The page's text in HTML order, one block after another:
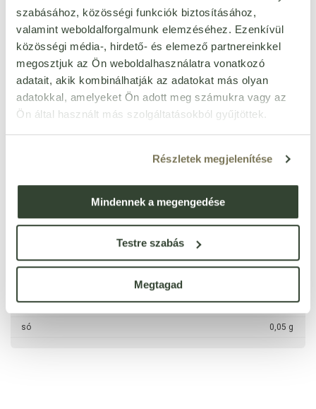
szabásához, közösségi funkciók biztosításához,
valamint weboldalforgalmunk elemzéséhez. Ezenkívül
közösségi média-, hirdető- és elemező partnereinkkel
megosztjuk az Ön weboldalhasználatra vonatkozó
adatait, akik kombinálhatják az adatokat más olyan
adatokkal, amelyeket Ön adott meg számukra vagy az
Ön által használt más szolgáltatásokból gyűjtöttek.
Részletek megjelenítése
Mindennek a megengedése
Testre szabás
Megtagad
rákféléktől mentes
zellertől mentes
csillagfürttől mentes
méztől mentes Igen
kj 136 kJ
zsír 0,1 g
szénhidrát 6,1 g
só 0,05 g